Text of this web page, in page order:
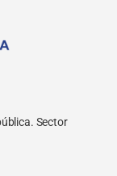
Sector